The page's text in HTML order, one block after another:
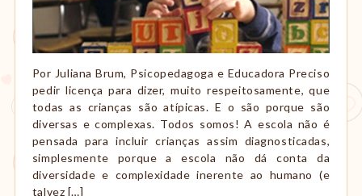
Por Juliana Brum, Psicopedagoga e Educadora Preciso
pedir licença para dizer, muito respeitosamente, que
todas as crianças são atípicas. E o são porque são
diversas e complexas. Todos somos! A escola não é
pensada para incluir crianças assim diagnosticadas,
simplesmente porque a escola não dá conta da
diversidade e complexidade inerente ao humano (e
talvez […]